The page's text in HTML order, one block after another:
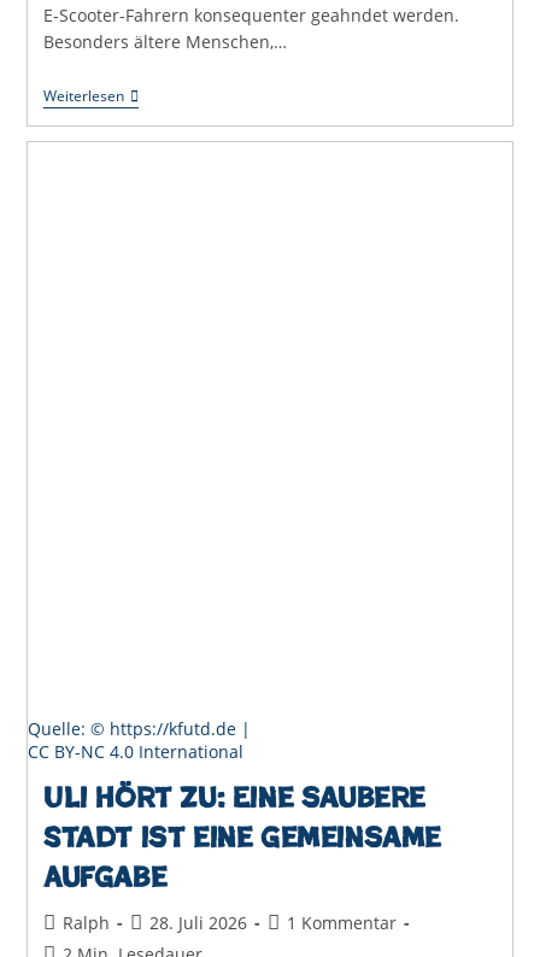
E-Scooter-Fahrern konsequenter geahndet werden.
Besonders ältere Menschen,…
WeiterlesenUli
Hört
Zu:
Quelle: © https://kfutd.de |
CC BY-NC 4.0 International
Uli hört zu: Eine saubere
Stadt ist eine gemeinsame
Aufgabe
Beitrags-
Autor:
Ralph
Beitrag
veröffentlicht:
28. Juli 2026
Beitrags-
1 Kommentar